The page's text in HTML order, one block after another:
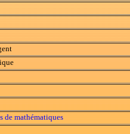
de mathématiques